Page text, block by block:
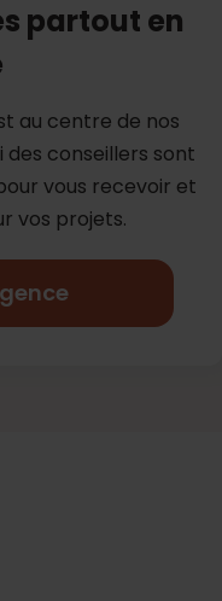
partout en
au centre de nos
des conseillers sont
vous recevoir et
vos projets.